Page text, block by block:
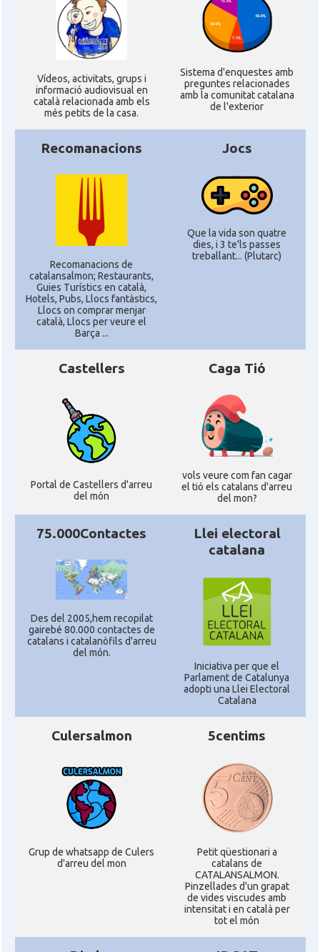
Ví­deos, activitats, grups i
informació audiovisual en
català relacionada amb els
més petits de la casa.
Sistema d'enquestes amb
preguntes relacionades
amb la comunitat catalana
de l'exterior
Recomanacions
Recomanacions de
catalansalmon; Restaurants,
Guies Turístics en català,
Hotels, Pubs, Llocs fantàstics,
Llocs on comprar menjar
català, Llocs per veure el
Barça ...
Jocs
Que la vida son quatre
dies, i 3 te'ls passes
treballant... (Plutarc)
Castellers
Portal de Castellers d'arreu
del món
Caga Tió
vols veure com fan cagar
el tió els catalans d'arreu
del mon?
75.000Contactes
Des del 2005,hem recopilat
gairebé 80.000 contactes de
catalans i catalanòfils d'arreu
del món.
Llei electoral
catalana
Iniciativa per que el
Parlament de Catalunya
adopti una Llei Electoral
Catalana
Culersalmon
Grup de whatsapp de Culers
d'arreu del mon
5centims
Petit qüestionari a
catalans de
CATALANSALMON.
Pinzellades d'un grapat
de vides viscudes amb
intensitat i en català per
tot el món